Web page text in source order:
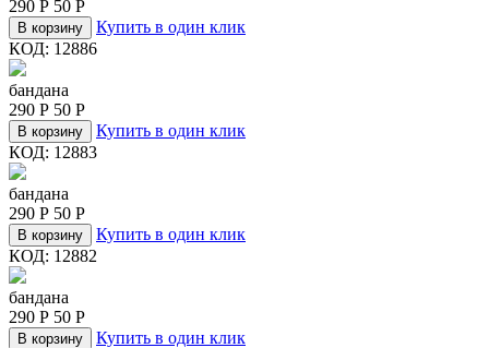
290 Р 50 Р
В корзину
Купить в один клик
КОД: 12886
бандана
290 Р 50 Р
В корзину
Купить в один клик
КОД: 12883
бандана
290 Р 50 Р
В корзину
Купить в один клик
КОД: 12882
бандана
290 Р 50 Р
В корзину
Купить в один клик